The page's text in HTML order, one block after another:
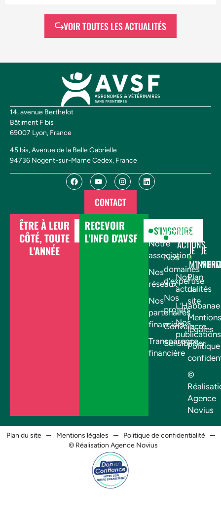
VOIR TOUTES LES ACTUALITÉS
14, avenue Berthelot
Bâtiment F bis
69007 Lyon, France
45 bis, Avenue de la Belle Gabrielle
94736 Nogent-sur-Marne Cedex, France
CONTACT
ÊTRE À LEUR
CÔTÉ, TOUTE
L'ANNÉE
DONNER
RECEVOIR
L'INFO D'AVSF
S'INSCRIRE
AVSF
Notre
association
Nos
réseaux
Nos
partenaires
financiers
Transparence
financière
NOS
ACTIONS
Nos
domaines
d’expertise
Nos
projets
Convaincre
Sensibiliser
JE
Nos
actualités
L’Habbanae
Nos
publications
JE
Plan
du
site
Mentions
légales
©
Agence
Novius
Plan du site Mentions légales
Politique de confidentialité
© Réalisation Agence Novius